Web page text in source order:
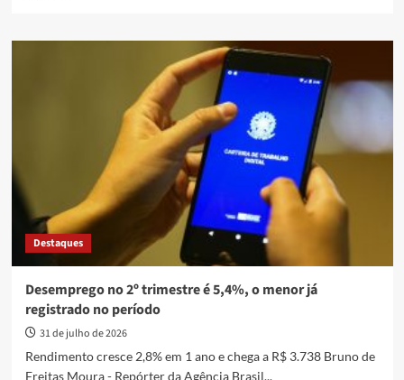
Parabéns,
Destaques
Desemprego no 2º trimestre é 5,4%, o menor já
registrado no período
31 de julho de 2026
Rendimento cresce 2,8% em 1 ano e chega a R$ 3.738 Bruno de
Freitas Moura - Repórter da Agência Brasil...